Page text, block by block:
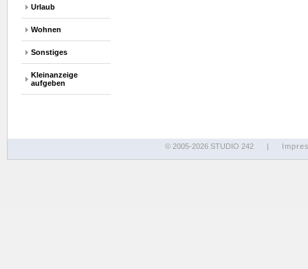
Urlaub
Wohnen
Sonstiges
Kleinanzeige
aufgeben
© 2005-2026 STUDIO 242 |